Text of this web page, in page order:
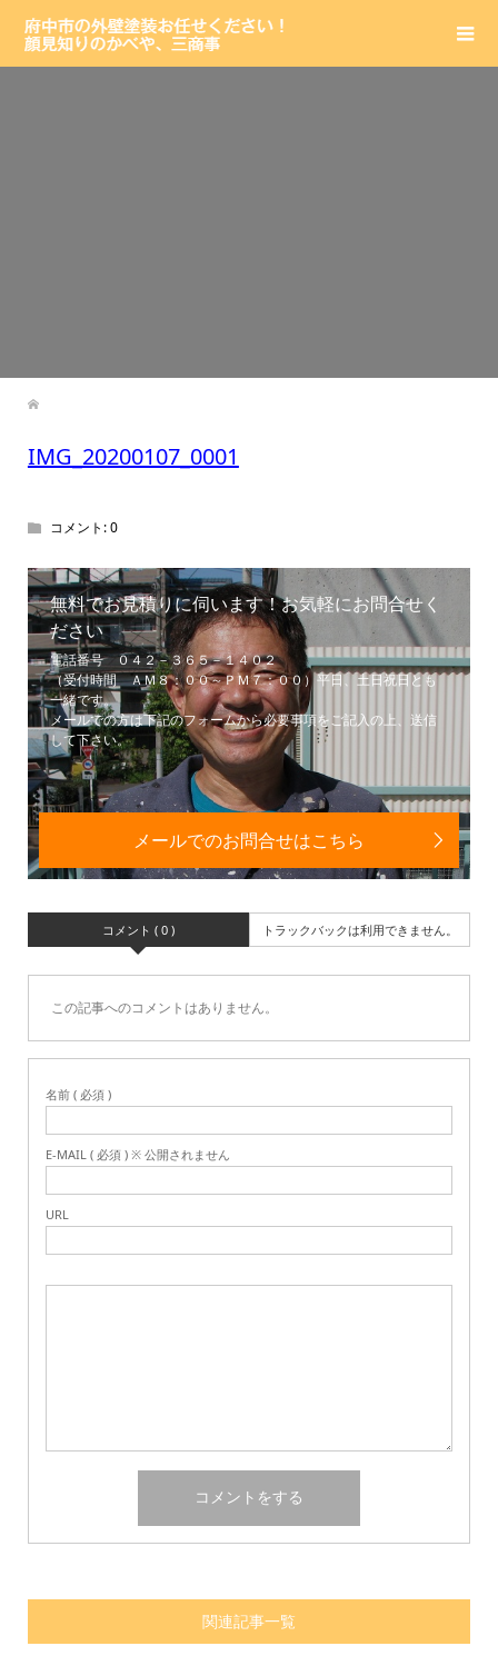
IMG_20200107_0001
コメント:0
無料でお見積りに伺います！お気軽にお問合せく
ださい
電話番号 ０４２－３６５－１４０２
（受付時間 ＡＭ８：００～ＰＭ７：００）平日、土日祝日とも
一緒です。
メールでの方は下記のフォームから必要事項をご記入の上、送信
して下さい。
メールでのお問合せはこちら
コメント ( 0 ) トラックバックは利用できません。
この記事へのコメントはありません。
名前 ( 必須 )
E-MAIL ( 必須 ) ※ 公開されません
URL
関連記事一覧